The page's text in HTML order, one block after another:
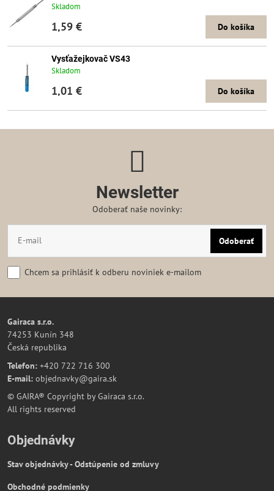
Skladom
1,59 € Do košíka
Vysťažejkovač VS43
Skladom
1,01 € Do košíka
Newsletter
Odoberať naše novinky:
Odoberať
Chcem sa prihlásiť k odberu noviniek e-mailom
Gairaca s.r.o.
74253 Kunín 348
Česká republika
Telefon: +420 722 716 300
E-mail: objednavky@gaira.sk
© GAIRA® Copyright by Gairaca s.r.o.
All rights reserved
Objednávky
Stav objednávky - Odstúpenie od zmluvy
Obchodné podmienky